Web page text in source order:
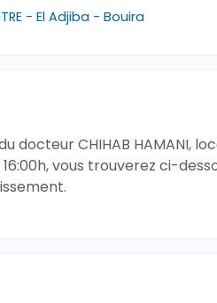
- El Adjiba - Bouira
docteur CHIHAB HAMANI,
16:00h, vous trouverez ci-